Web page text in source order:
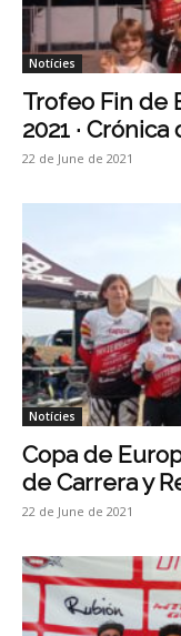
Notícies
Trofeo Fin de
2021 ·
22 de June de 2021
Notícies
Copa de
de Carrera y
22 de June de 2021